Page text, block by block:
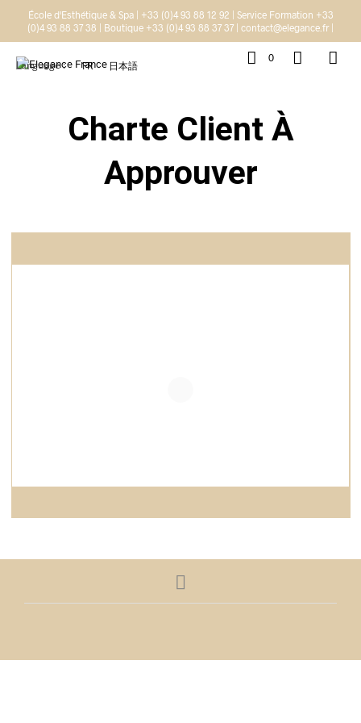
École d'Esthétique & Spa | +33 (0)4 93 88 12 92 | Service Formation +33
(0)4 93 88 37 38 | Boutique +33 (0)4 93 88 37 37 | contact@elegance.fr |
Language : FR 日本語
0
Charte Client À
Approuver